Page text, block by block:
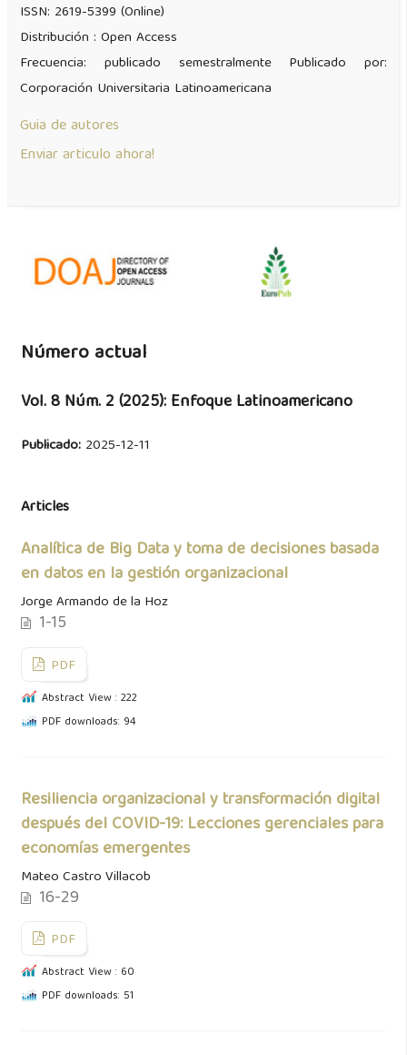
ISSN: 2619-5399 (Online)
Distribución : Open Access
Frecuencia: publicado semestralmente Publicado por:
Corporación Universitaria Latinoamericana
Guia de autores
Enviar articulo ahora!
Número actual
Vol. 8 Núm. 2 (2025): Enfoque Latinoamericano
Publicado: 2025-12-11
Articles
Analítica de Big Data y toma de decisiones basada
en datos en la gestión organizacional
Jorge Armando de la Hoz
1-15
PDF
Abstract View : 222
PDF downloads: 94
Resiliencia organizacional y transformación digital
después del COVID-19: Lecciones gerenciales para
economías emergentes
Mateo Castro Villacob
16-29
PDF
Abstract View : 60
PDF downloads: 51